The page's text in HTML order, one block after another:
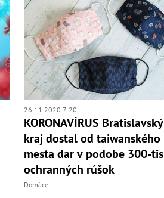
26.11.2020 7:20
KORONAVÍRUS Bratislavský
kraj dostal od taiwanského
mesta dar v podobe 300-
ochranných rúšok
Domáce